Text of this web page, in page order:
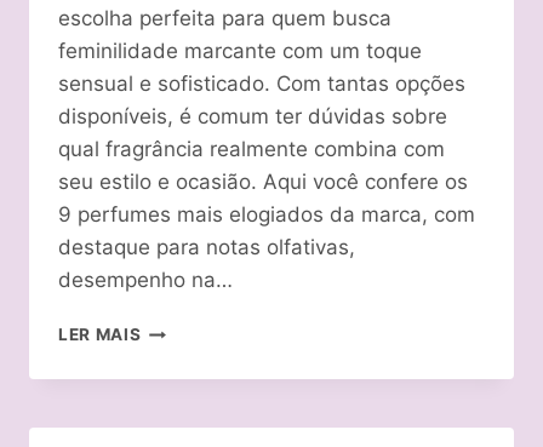
escolha perfeita para quem busca
feminilidade marcante com um toque
sensual e sofisticado. Com tantas opções
disponíveis, é comum ter dúvidas sobre
qual fragrância realmente combina com
seu estilo e ocasião. Aqui você confere os
9 perfumes mais elogiados da marca, com
destaque para notas olfativas,
desempenho na…
LER MAIS MELHOR
DA
SECRETS: